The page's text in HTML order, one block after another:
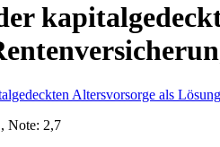
Note: 2,7